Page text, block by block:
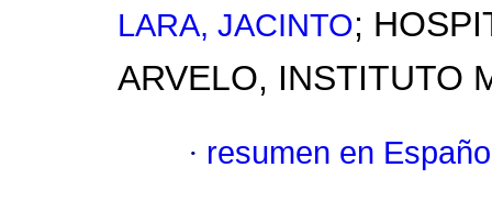
LARA, JACINTO;
ARVELO, INSTITUTO
· resumen en